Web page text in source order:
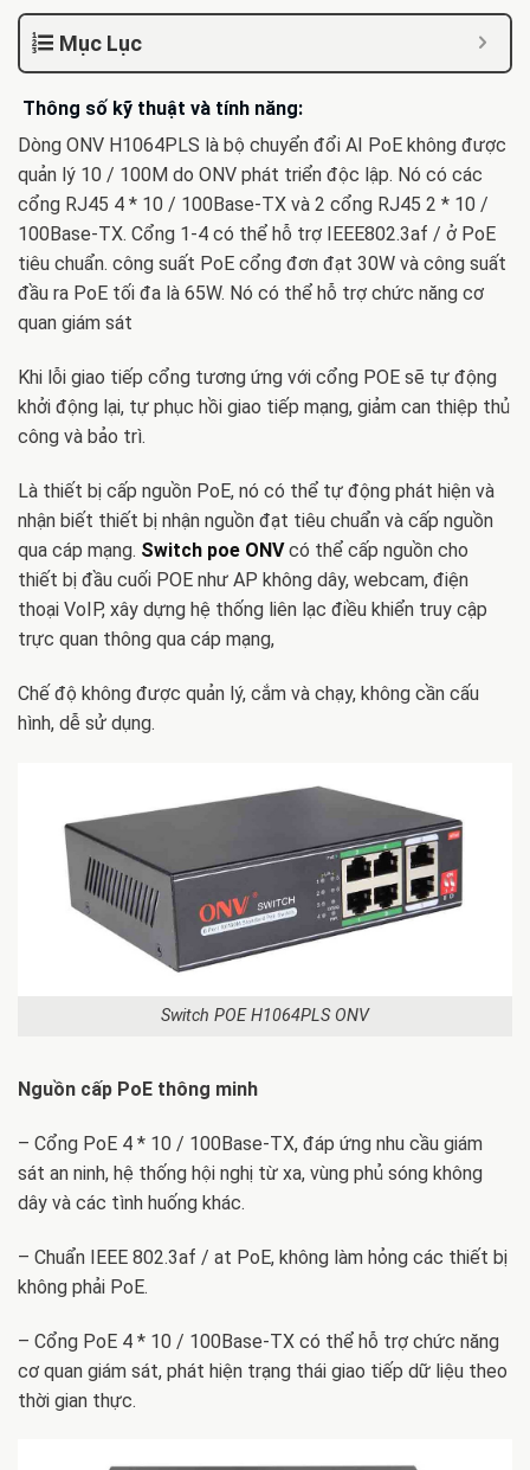
Mục Lục
Thông số kỹ thuật và tính năng:
Dòng ONV H1064PLS là bộ chuyển đổi AI PoE không được
quản lý 10 / 100M do ONV phát triển độc lập. Nó có các
cổng RJ45 4 * 10 / 100Base-TX và 2 cổng RJ45 2 * 10 /
100Base-TX. Cổng 1-4 có thể hỗ trợ IEEE802.3af / ở PoE
tiêu chuẩn. công suất PoE cổng đơn đạt 30W và công suất
đầu ra PoE tối đa là 65W. Nó có thể hỗ trợ chức năng cơ
quan giám sát
Khi lỗi giao tiếp cổng tương ứng với cổng POE sẽ tự động
khởi động lại, tự phục hồi giao tiếp mạng, giảm can thiệp thủ
công và bảo trì.
Là thiết bị cấp nguồn PoE, nó có thể tự động phát hiện và
nhận biết thiết bị nhận nguồn đạt tiêu chuẩn và cấp nguồn
qua cáp mạng. Switch poe ONVcó thể cấp nguồn cho
thiết bị đầu cuối POE như AP không dây, webcam, điện
thoại VoIP, xây dựng hệ thống liên lạc điều khiển truy cập
trực quan thông qua cáp mạng,
Chế độ không được quản lý, cắm và chạy, không cần cấu
hình, dễ sử dụng.
Switch POE H1064PLS ONV
Nguồn cấp PoE thông minh
– Cổng PoE 4 * 10 / 100Base-TX, đáp ứng nhu cầu giám
sát an ninh, hệ thống hội nghị từ xa, vùng phủ sóng không
dây và các tình huống khác.
– Chuẩn IEEE 802.3af / at PoE, không làm hỏng các thiết bị
không phải PoE.
– Cổng PoE 4 * 10 / 100Base-TX có thể hỗ trợ chức năng
cơ quan giám sát, phát hiện trạng thái giao tiếp dữ liệu theo
thời gian thực.